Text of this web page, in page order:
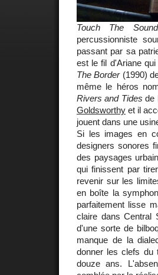
Touch The Sound
percussionniste
passant par sa
est le fil d'Ariane
The Border(1990)
même le héros
Rivers and Tides de
Goldsworthy et il
jouent dans une
Si les images en
designers sonores
des paysages
qui finissent par
revenir sur les
en boîte la
parfaitement lisse
claire dans Central
d'une sorte de
manque de la
donner les clefs du
douze ans.